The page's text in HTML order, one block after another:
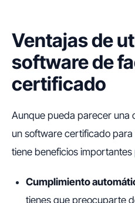
Ventajas de
software de
certificado
Aunque pueda parecer una
un software certificado
tiene beneficios importantes
Cumplimiento
tienes que preocuparte